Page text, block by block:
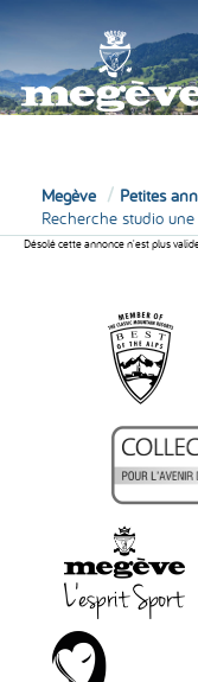
Megève
Petites
Recherche studio
Désolé cette annonce n'est plus